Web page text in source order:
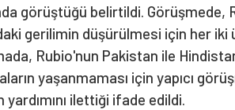
görüştüğü belirtildi. Görüşmede,
gerilimin düşürülmesi için her iki
Rubio'nun Pakistan ile
yaşanmaması için yapıcı
yardımını ilettiği ifade edildi.